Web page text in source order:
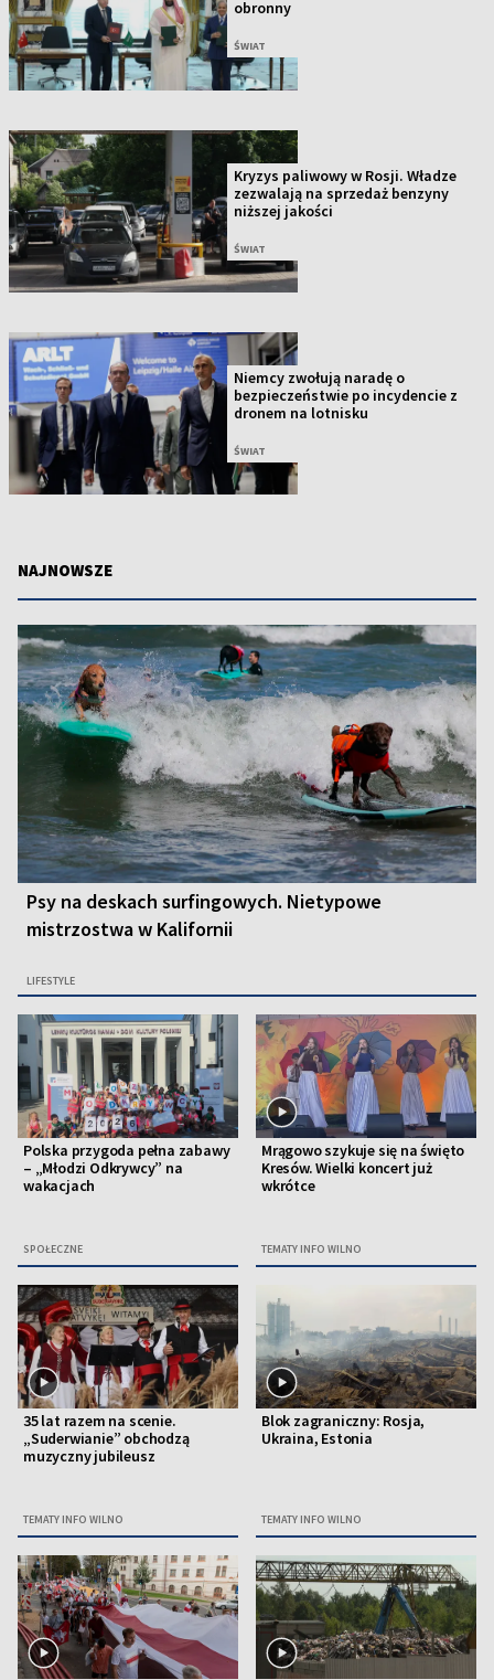
obronny
ŚWIAT
Kryzys paliwowy w Rosji. Władze
zezwalają na sprzedaż benzyny
niższej jakości
ŚWIAT
Niemcy zwołują naradę o
bezpieczeństwie po incydencie z
dronem na lotnisku
ŚWIAT
NAJNOWSZE
Psy na deskach surfingowych. Nietypowe
mistrzostwa w Kalifornii
LIFESTYLE
Polska przygoda pełna zabawy
– „Młodzi Odkrywcy” na
wakacjach
SPOŁECZNE
Mrągowo szykuje się na święto
Kresów. Wielki koncert już
wkrótce
TEMATY INFO WILNO
35 lat razem na scenie.
„Suderwianie” obchodzą
muzyczny jubileusz
TEMATY INFO WILNO
Blok zagraniczny: Rosja,
Ukraina, Estonia
TEMATY INFO WILNO